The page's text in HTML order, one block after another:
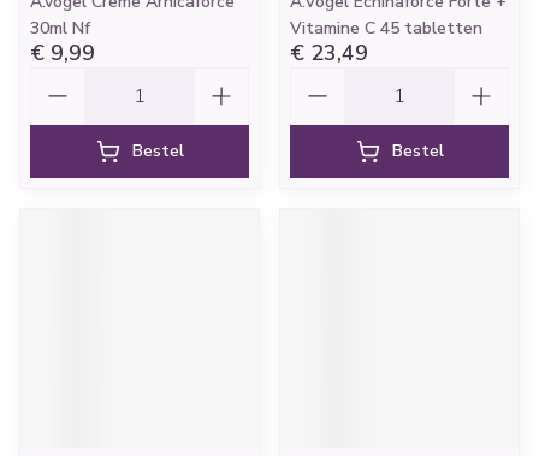
30ml Nf
€ 9,99
Bestel
Vitamine C 45 tabletten
€ 23,49
Bestel